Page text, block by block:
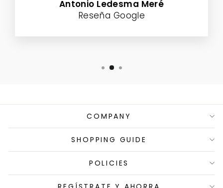
Antonio Ledesma Meré
Reseña Google
COMPANY
SHOPPING GUIDE
POLICIES